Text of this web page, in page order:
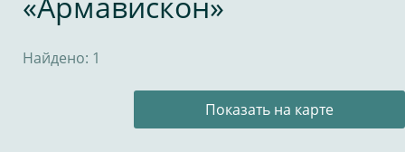
Найдено: 1
Показать на карте